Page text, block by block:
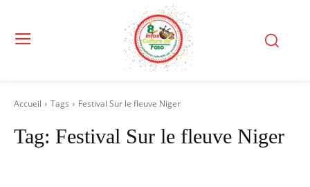
Accueil Tags Festival Sur le fleuve Niger
Tag: Festival Sur le fleuve Niger